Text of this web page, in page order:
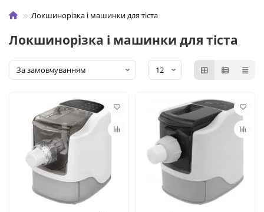
Локшинорізка і машинки для тіста
Локшинорізка і машинки для тіста